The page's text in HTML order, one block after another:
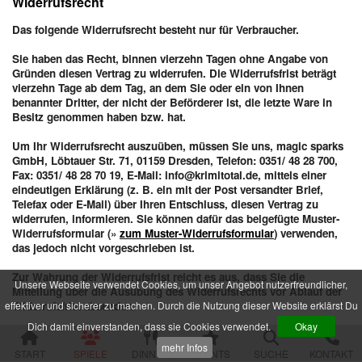
Unsere Webseite verwendet Cookies, um unser Angebot nutzerfreundlicher,
effektiver und sicherer zu machen. Durch die Nutzung dieser Website erklärst Du
Dich damit einverstanden, dass sie Cookies verwendet.
Okay
mehr Infos
START SPIELE DINNER EVENTS SUCHE KONTAKT
Im Schatten der Premiere
Jenseits der Schönheit
Der Mythos der Familie
Der verfluchte Schatz der Piraten
Die Party der Intrigen
Die Legende der Sturmklinge
Drei Rosen für Charlie
Die Pracht der Vampire
Der Hanf des Verderbens
Zum Geier mit dem Mord
Die Yacht der Macht
Nachts im Salon Rouge
Das Feuer der Diamanten
Des Alters fette Beute
Hau den Michl
Die Rückkehr des Dr. Danger
Das letzte Festmahl des Pharaos
Krimispiele für Jugendliche
Das Gift der Rivalen
Das folgende Widerrufsrecht besteht nur für Verbraucher.
Sie haben das Recht, binnen vierzehn Tagen ohne Angabe von
Gründen diesen Vertrag zu widerrufen. Die Widerrufsfrist beträgt
vierzehn Tage ab dem Tag, an dem Sie oder ein von Ihnen
benannter Dritter, der nicht der Beförderer ist, die letzte Ware in
Besitz genommen haben bzw. hat.
Um Ihr Widerrufsrecht auszuüben, müssen Sie uns, magic sparks
GmbH, Löbtauer Str. 71, 01159 Dresden, Telefon: 0351/ 48 28 700,
Fax: 0351/ 48 28 70 19, E-Mail: info@krimitotal.de, mittels einer
eindeutigen Erklärung (z. B. ein mit der Post versandter Brief,
Telefax oder E-Mail) über Ihren Entschluss, diesen Vertrag zu
widerrufen, informieren. Sie können dafür das beigefügte Muster-
Widerrufsformular (» zum Muster-Widerrufsformular) verwenden,
das jedoch nicht vorgeschrieben ist.
Zur Wahrung der Widerrufsfrist reicht es aus, dass Sie die
Mitteilung über die Ausübung des Widerrufsrechts vor Ablauf der
Widerrufsfrist absenden.
Folgen des Widerrufs